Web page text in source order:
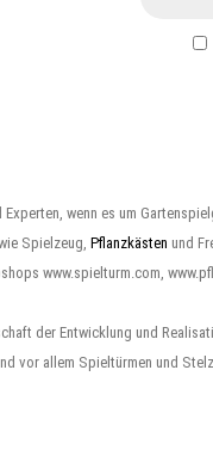
wenn es um
Spielzeug, Pflanzkästen und
www.spielturm.com,
der Entwicklung und
vor allem Spieltürmen und